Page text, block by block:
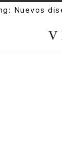
Nuevos